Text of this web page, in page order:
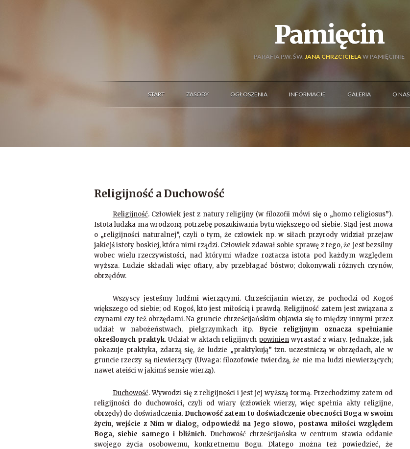
Pamięcin
PARAFIA P.W. ŚW. JANA CHRZCICIELAW PAMIĘCINIE
START ZASOBY OGŁOSZENIA INFORMACJE GALERIA O NAS
Religijność a Duchowość
Religijność. Człowiek jest z natury religijny (w filozofii mówi się o „homo religiosus”).
Istota ludzka ma wrodzoną potrzebę poszukiwania bytu większego od siebie. Stąd jest mowa
o „religijności naturalnej”, czyli o tym, że człowiek np. w siłach przyrody widział przejaw
jakiejś istoty boskiej, która nimi rządzi. Człowiek zdawał sobie sprawę z tego, że jest bezsilny
wobec wielu rzeczywistości, nad którymi władze roztacza istota pod każdym względem
wyższa. Ludzie składali więc ofiary, aby przebłagać bóstwo; dokonywali różnych czynów,
obrzędów.
Wszyscy jesteśmy ludźmi wierzącymi. Chrześcijanin wierzy, że pochodzi od Kogoś
większego od siebie; od Kogoś, kto jest miłością i prawdą. Religijność zatem jest związana z
czynami czy też obrzędami. Na gruncie chrześcijańskim objawia się to między innymi przez
udział w nabożeństwach, pielgrzymkach itp. Bycie religijnym oznacza spełnianie
określonych praktyk. Udział w aktach religijnych powinien wyrastać z wiary. Jednakże, jak
pokazuje praktyka, zdarzą się, że ludzie „praktykują” tzn. uczestniczą w obrzędach, ale w
gruncie rzeczy są niewierzący (Uwaga: filozofowie twierdzą, że nie ma ludzi niewierzących;
nawet ateiści w jakimś sensie wierzą).
Duchowość. Wywodzi się z religijności i jest jej wyższą formą. Przechodzimy zatem od
religijności do duchowości, czyli od wiary (człowiek wierzy, więc spełnia akty religijne,
obrzędy) do doświadczenia. Duchowość zatem to doświadczenie obecności Boga w swoim
życiu, wejście z Nim w dialog, odpowiedź na Jego słowo, postawa miłości względem
Boga, siebie samego i bliźnich. Duchowość chrześcijańska w centrum stawia oddanie
swojego życia osobowemu, konkretnemu Bogu. Dlatego można też powiedzieć, że